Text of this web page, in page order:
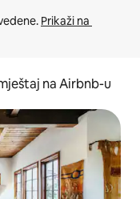
Prikaži na
na Airbnb-u